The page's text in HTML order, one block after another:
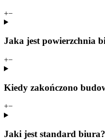
+−
Jaka jest powierzchnia
+−
Kiedy zakończono
+−
Jaki jest standard biura?